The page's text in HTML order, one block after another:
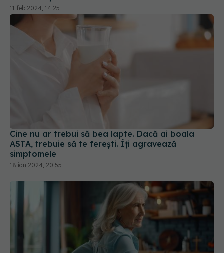
11 feb 2024, 14:25
Cine nu ar trebui să bea lapte. Dacă ai boala
ASTA, trebuie să te ferești. Îți agravează
simptomele
18 ian 2024, 20:55